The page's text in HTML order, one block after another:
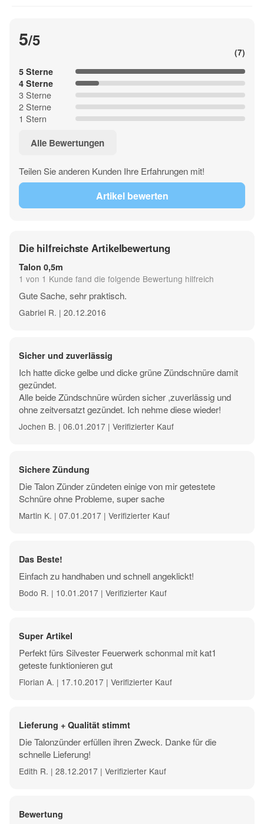
Talonzünder enthalten
keinen pyrotechnischen Satz und sind daher frei und ohne
5/5
(7)
5 Sterne
4 Sterne
3 Sterne
2 Sterne
1 Stern
Alle Bewertungen
Teilen Sie anderen Kunden Ihre Erfahrungen mit!
Die hilfreichste Artikelbewertung
Talon 0,5m
1 von 1 Kunde fand die folgende Bewertung hilfreich
Gute Sache, sehr praktisch.
Gabriel R. | 20.12.2016
Sicher und zuverlässig
Ich hatte dicke gelbe und dicke grüne Zündschnüre damit
gezündet.
Alle beide Zündschnüre würden sicher ,zuverlässig und
ohne zeitversatzt gezündet. Ich nehme diese wieder!
Jochen B. | 06.01.2017 | Verifizierter Kauf
Sichere Zündung
Die Talon Zünder zündeten einige von mir getestete
Schnüre ohne Probleme, super sache
Martin K. | 07.01.2017 | Verifizierter Kauf
Das Beste!
Einfach zu handhaben und schnell angeklickt!
Bodo R. | 10.01.2017 | Verifizierter Kauf
Super Artikel
Perfekt fürs Silvester Feuerwerk schonmal mit kat1
geteste funktionieren gut
Florian A. | 17.10.2017 | Verifizierter Kauf
Lieferung + Qualität stimmt
Die Talonzünder erfüllen ihren Zweck. Danke für die
schnelle Lieferung!
Edith R. | 28.12.2017 | Verifizierter Kauf
Bewertung